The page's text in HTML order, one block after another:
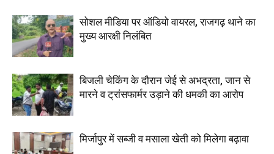
सोशल मीडिया पर ऑडियो वायरल, राजगढ़ थाने का
मुख्य आरक्षी निलंबित
बिजली चेकिंग के दौरान जेई से अभद्रता, जान से
मारने व ट्रांसफार्मर उड़ाने की धमकी का आरोप
मिर्जापुर में सब्जी व मसाला खेती को मिलेगा बढ़ावा